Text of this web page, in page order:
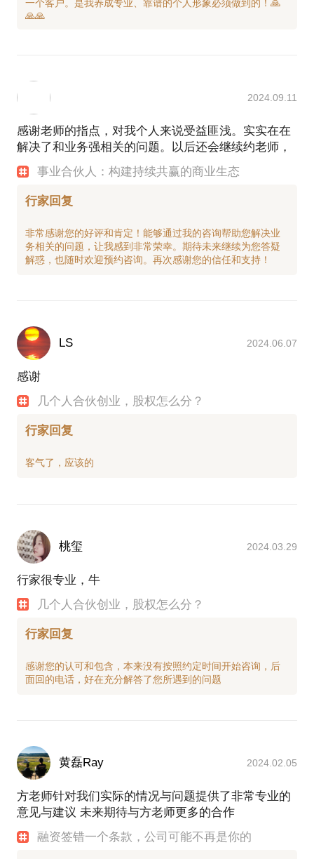
一个客户。是我养成专业、靠谱的个人形象必须做到的！🙏
2024.09.11
感谢老师的指点，对我个人来说受益匪浅。实实在在
解决了和业务强相关的问题。以后还会继续约老师，
事业合伙人：构建持续共赢的商业生态
行家回复
非常感谢您的好评和肯定！能够通过我的咨询帮助您解决业
务相关的问题，让我感到非常荣幸。期待未来继续为您答疑
LS 2024.06.07
感谢
几个人合伙创业，股权怎么分？
行家回复
桃玺 2024.03.29
行家很专业，牛
几个人合伙创业，股权怎么分？
行家回复
感谢您的认可和包含，本来没有按照约定时间开始咨询，后
黄磊Ray 2024.02.05
方老师针对我们实际的情况与问题提供了非常专业的
意见与建议 未来期待与方老师更多的合作
融资签错一个条款，公司可能不再是你的